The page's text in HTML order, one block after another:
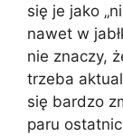
się je jako
nawet w
nie znaczy,
trzeba
się bardzo
paru